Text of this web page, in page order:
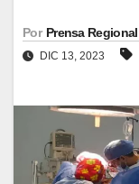
Por Prensa Regional
DIC 13, 2023